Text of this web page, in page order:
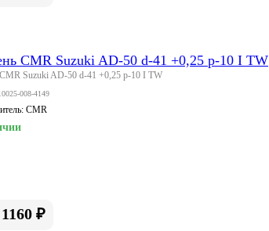
CMR Suzuki AD-50 d-41 +0,25 p-10 I TW
Suzuki AD-50 d-41 +0,25 p-10 I TW
008-4149
CMR
1160 ₽